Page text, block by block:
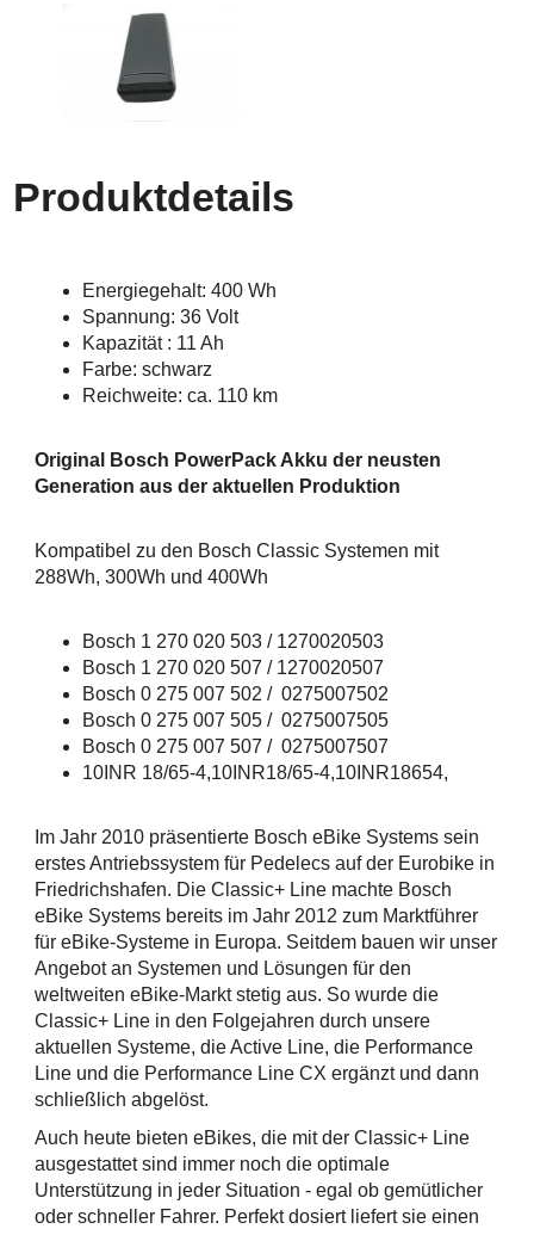
Produktdetails
Energiegehalt: 400 Wh
Spannung: 36 Volt
Kapazität : 11 Ah
Farbe: schwarz
Reichweite: ca. 110 km
Original Bosch PowerPack Akku der neusten
Generation aus der aktuellen Produktion
Kompatibel zu den Bosch Classic Systemen mit
288Wh, 300Wh und 400Wh
Bosch 1 270 020 503 / 1270020503
Bosch 1 270 020 507 / 1270020507
Bosch 0 275 007 502 / 0275007502
Bosch 0 275 007 505 / 0275007505
Bosch 0 275 007 507 / 0275007507
10INR 18/65-4,10INR18/65-4,10INR18654,
Im Jahr 2010 präsentierte Bosch eBike Systems sein
erstes Antriebssystem für Pedelecs auf der Eurobike in
Friedrichshafen. Die Classic+ Line machte Bosch
eBike Systems bereits im Jahr 2012 zum Marktführer
für eBike-Systeme in Europa. Seitdem bauen wir unser
Angebot an Systemen und Lösungen für den
weltweiten eBike-Markt stetig aus. So wurde die
Classic+ Line in den Folgejahren durch unsere
aktuellen Systeme, die Active Line, die Performance
Line und die Performance Line CX ergänzt und dann
schließlich abgelöst.
Auch heute bieten eBikes, die mit der Classic+ Line
ausgestattet sind immer noch die optimale
Unterstützung in jeder Situation - egal ob gemütlicher
oder schneller Fahrer. Perfekt dosiert liefert sie einen